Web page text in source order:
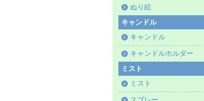
ぬり絵
キャンドル
キャンドル
キャンドルホルダー
ミスト
ミスト